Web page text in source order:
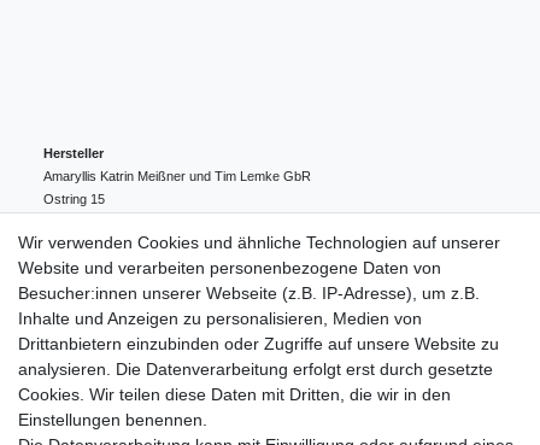
Hersteller
Amaryllis Katrin Meißner und Tim Lemke GbR
Ostring 15
004943548099856
amaryllis-eckernfoerde@t-online.de
EU-Verantwortlicher
Amaryllis Katrin Meißner und Tim Lemke GbR
Ostring
15
004943548099856
amaryllis-eckernfoerde@t-online.de
Wir verwenden Cookies und ähnliche Technologien auf unserer
Website und verarbeiten personenbezogene Daten von
Besucher:innen unserer Webseite (z.B. IP-Adresse), um z.B.
Inhalte und Anzeigen zu personalisieren, Medien von
Drittanbietern einzubinden oder Zugriffe auf unsere Website zu
analysieren. Die Datenverarbeitung erfolgt erst durch gesetzte
Cookies. Wir teilen diese Daten mit Dritten, die wir in den
Einstellungen benennen.